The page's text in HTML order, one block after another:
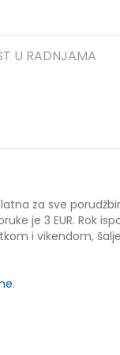
U RADNJAMA
za sve
je 3 EUR. Rok
i vikendom,
.